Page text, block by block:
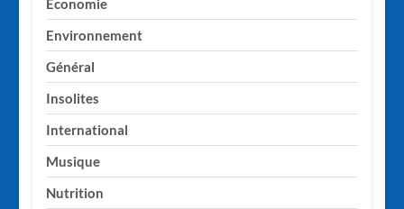
Economie
Environnement
Général
Insolites
International
Musique
Nutrition